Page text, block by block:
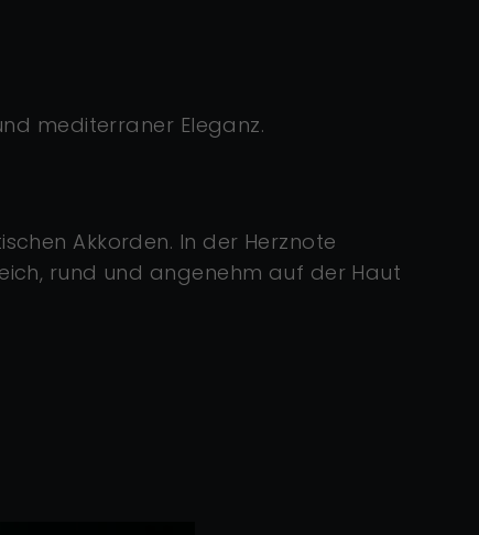
mediterraner Eleganz.
Akkorden. In der Herznote
rund und angenehm auf der Haut